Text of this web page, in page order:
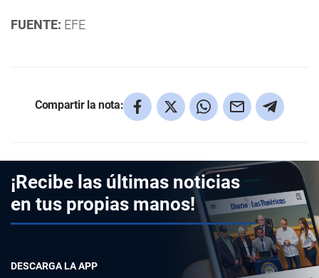
FUENTE: EFE
Compartir la nota:
¡Recibe las últimas noticias
en tus propias manos!
DESCARGA LA APP